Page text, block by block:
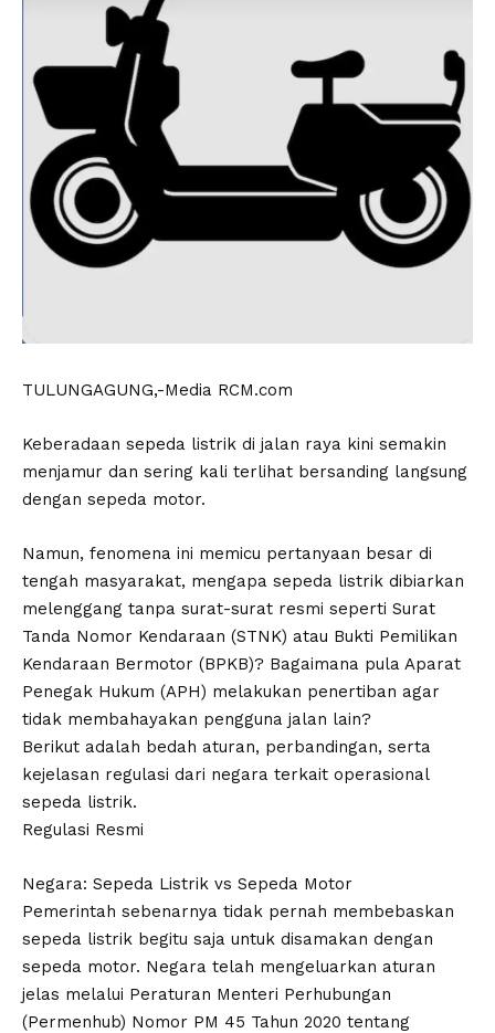
TULUNGAGUNG,-Media RCM.com
Keberadaan sepeda listrik di jalan raya kini semakin
menjamur dan sering kali terlihat bersanding langsung
dengan sepeda motor.
Namun, fenomena ini memicu pertanyaan besar di
tengah masyarakat, mengapa sepeda listrik dibiarkan
melenggang tanpa surat-surat resmi seperti Surat
Tanda Nomor Kendaraan (STNK) atau Bukti Pemilikan
Kendaraan Bermotor (BPKB)? Bagaimana pula Aparat
Penegak Hukum (APH) melakukan penertiban agar
tidak membahayakan pengguna jalan lain?
​Berikut adalah bedah aturan, perbandingan, serta
kejelasan regulasi dari negara terkait operasional
sepeda listrik.
​Regulasi Resmi
Negara: Sepeda Listrik vs Sepeda Motor
​Pemerintah sebenarnya tidak pernah membebaskan
sepeda listrik begitu saja untuk disamakan dengan
sepeda motor. Negara telah mengeluarkan aturan
jelas melalui Peraturan Menteri Perhubungan
(Permenhub) Nomor PM 45 Tahun 2020 tentang